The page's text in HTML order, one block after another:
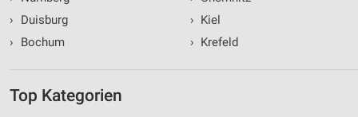
›
Duisburg
›
Bochum
› Kiel
› Krefeld
Top Kategorien